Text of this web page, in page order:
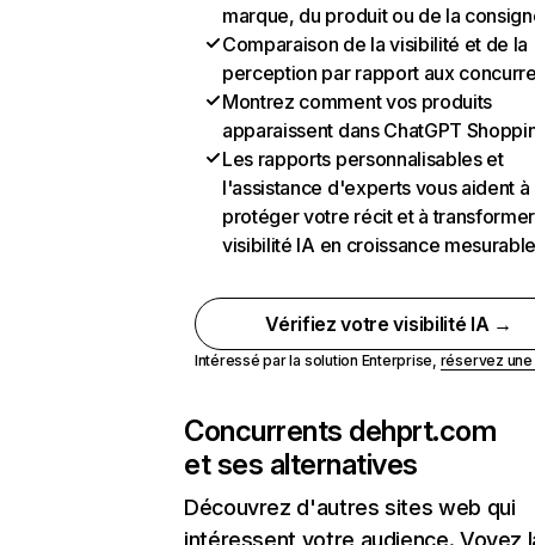
marque, du produit ou de la
Comparaison de la visibilité et de la
perception par rapport aux
Montrez comment vos produits
apparaissent dans ChatGPT
Les rapports personnalisables et
l'assistance d'experts vous aident à
protéger votre récit et à
visibilité IA en croissance
Vérifiez votre visibilité IA →
Intéressé par la solution Enterprise, réservez
Concurrents dehprt.com
et ses alternatives
Découvrez d'autres sites web qui
intéressent votre audience. Voyez